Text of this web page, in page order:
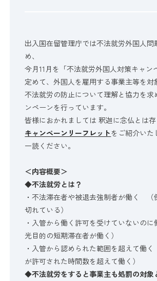
出入国在留管理庁では不法就労外国人問
め、
今月11月を「不法就労外国人対策キャン
定めて、外国人を雇用する事業主等を対
不法就労の防止について理解と協力を求
ンペーンを行っています。
皆様におかれましては 釈迦に念仏とは存
キャンペーンリーフレットをご紹介いた
一読ください。
＜内容概要＞
◆不法就労とは？
・不法滞在者や被退去強制者が働く （
切れている）
・入管から働く許可を受けていないの
光目的の短期滞在者が働く）
・入管から認められた範囲を超えて働
が許可された時間数を超えて働く）
◆不法就労をすると事業主も処罰の対象